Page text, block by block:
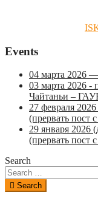
Events
04 марта 2026
03 марта 2026 -
Чайтаньи –
27 февраля
(прервать пост
29 января
(прервать пост
Search
Search